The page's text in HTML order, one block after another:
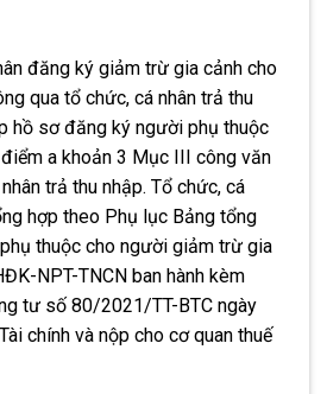
đăng ký giảm trừ gia cảnh cho
qua tổ chức, cá nhân trả thu
hồ sơ đăng ký người phụ thuộc
a khoản 3 Mục III công văn
trả thu nhập. Tổ chức, cá
hợp theo Phụ lục Bảng tổng
thuộc cho người giảm trừ gia
NPT-TNCN ban hành kèm
tư số 80/2021/TT-BTC ngày
chính và nộp cho cơ quan thuế